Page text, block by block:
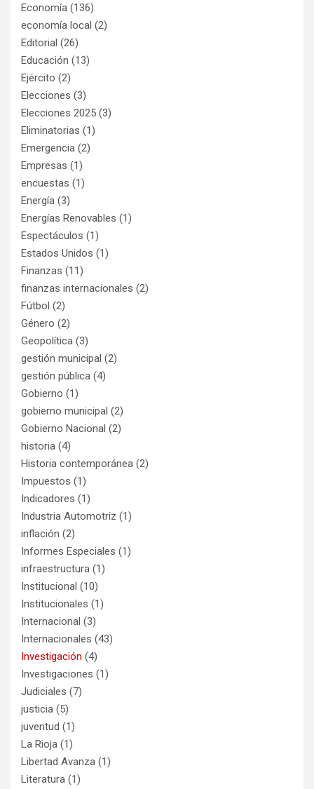
Economía (136)
economía local (2)
Editorial (26)
Educación (13)
Ejército (2)
Elecciones (3)
Elecciones 2025 (3)
Eliminatorias (1)
Emergencia (2)
Empresas (1)
encuestas (1)
Energía (3)
Energías Renovables (1)
Espectáculos (1)
Estados Unidos (1)
Finanzas (11)
finanzas internacionales (2)
Fútbol (2)
Género (2)
Geopolítica (3)
gestión municipal (2)
gestión pública (4)
Gobierno (1)
gobierno municipal (2)
Gobierno Nacional (2)
historia (4)
Historia contemporánea (2)
Impuestos (1)
Indicadores (1)
Industria Automotriz (1)
inflación (2)
Informes Especiales (1)
infraestructura (1)
Institucional (10)
Institucionales (1)
Internacional (3)
Internacionales (43)
Investigación (4)
Investigaciones (1)
Judiciales (7)
justicia (5)
juventud (1)
La Rioja (1)
Libertad Avanza (1)
Literatura (1)